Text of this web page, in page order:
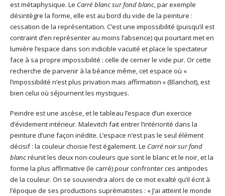
est métaphysique. Le Carré blanc sur fond blanc, par exemple
désintègre la forme, elle est au bord du vide de la peinture :
cessation de la représentation. C’est une impossibilité (puisqu’il est
contraint d’en représenter au moins l’absence) qui pourtant met en
lumière l’espace dans son indicible vacuité et place le spectateur
face à sa propre impossibilité : celle de cerner le vide pur. Or cette
recherche de parvenir à la béance même, cet espace où «
l’impossibilité n’est plus privation mais affirmation » (Blanchot), est
bien celui où séjournent les mystiques.
Peindre est une ascèse, et le tableau l’espace d’un exercice
d’évidement intérieur. Malevitch fait entrer l’intériorité dans la
peinture d’une façon inédite. L’espace n’est pas le seul élément
décisif : la couleur choisie l’est également. Le Carré noir sur fond
blancréunit les deux non-couleurs que sont le blanc et le noir, et la
forme la plus affirmative (le carré) pour confronter ces antipodes
de la couleur. On se souviendra alors de ce mot exalté qu’il écrit à
l’époque de ses productions suprématistes : « J’ai atteint le monde